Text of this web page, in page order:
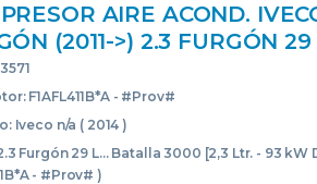
AIRE ACOND.
(2011->) 2.3 FURGÓN
3000 [2,3 LTR. – 93 KW
– #PROV#
1800 4472801800
F1AFL411B*A - #Prov#
Iveco n/a ( 2014 )
Furgón 29 L... Batalla 3000 [2,3 Ltr. - 93 kW
- #Prov# )